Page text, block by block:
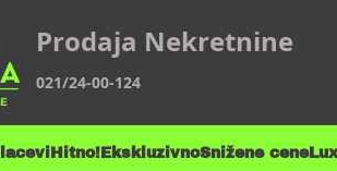
Prodaja Nekretnine
021/24-00-124
Hitno! EkskluzivnoSnižene ceneLux